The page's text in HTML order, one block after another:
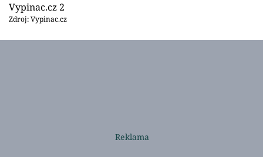
Vypinac.cz 2
Zdroj: Vypinac.cz